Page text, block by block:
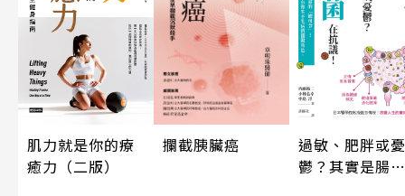
肌力就是你的療
癒力（二版）
攔截胰臟癌
過敏、肥胖或憂
鬱？其實是腸道